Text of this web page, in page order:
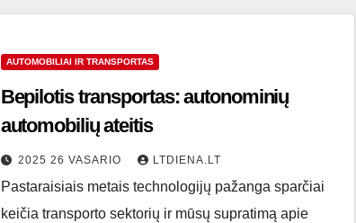
AUTOMOBILIAI IR TRANSPORTAS
Bepilotis transportas: autonominių
automobilių ateitis
2025 26 VASARIO LTDIENA.LT
Pastaraisiais metais technologijų pažanga sparčiai
keičia transporto sektorių ir mūsų supratimą apie